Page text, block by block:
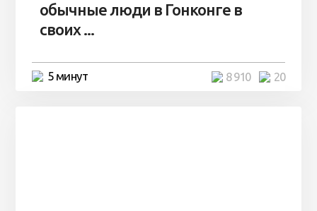
обычные люди в Гонконге в
своих ...
5 минут 20
8 910